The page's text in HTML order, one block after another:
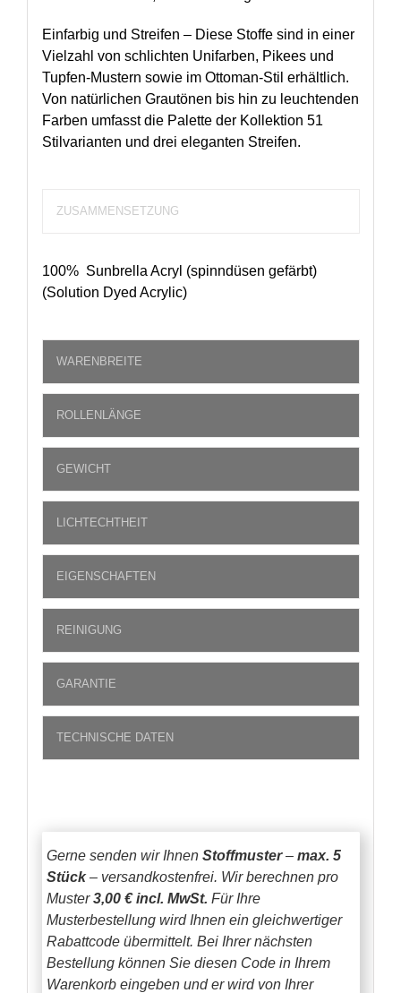
Einfarbig und Streifen – Diese Stoffe sind in einer
Vielzahl von schlichten Unifarben, Pikees und
Tupfen-Mustern sowie im Ottoman-Stil erhältlich.
Von natürlichen Grautönen bis hin zu leuchtenden
Farben umfasst die Palette der Kollektion 51
Stilvarianten und drei eleganten Streifen.
ZUSAMMENSETZUNG
100% Sunbrella Acryl (spinndüsen gefärbt)
(Solution Dyed Acrylic)
WARENBREITE
ROLLENLÄNGE
GEWICHT
LICHTECHTHEIT
EIGENSCHAFTEN
REINIGUNG
GARANTIE
TECHNISCHE DATEN
Gerne senden wir Ihnen Stoffmuster– max. 5
Stück– versandkostenfrei. Wir berechnen pro
Muster3,00 € incl. MwSt. Für Ihre
Musterbestellung wird Ihnen ein gleichwertiger
Rabattcode übermittelt. Bei Ihrer nächsten
Bestellung können Sie diesen Code in Ihrem
Warenkorb eingeben und er wird von Ihrer